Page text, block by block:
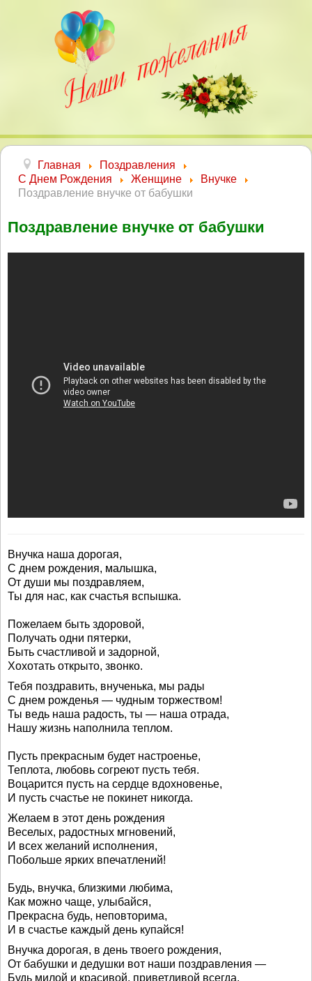
Главная
Поздравления
С Днем Рождения
Женщине
Внучке
Поздравление внучке от бабушки
Поздравление внучке от бабушки
Внучка наша дорогая,
С днем рождения, малышка,
От души мы поздравляем,
Ты для нас, как счастья вспышка.
Пожелаем быть здоровой,
Получать одни пятерки,
Быть счастливой и задорной,
Хохотать открыто, звонко.
Тебя поздравить, внученька, мы рады
С днем рожденья — чудным торжеством!
Ты ведь наша радость, ты — наша отрада,
Нашу жизнь наполнила теплом.
Пусть прекрасным будет настроенье,
Теплота, любовь согреют пусть тебя.
Воцарится пусть на сердце вдохновенье,
И пусть счастье не покинет никогда.
Желаем в этот день рождения
Веселых, радостных мгновений,
И всех желаний исполнения,
Побольше ярких впечатлений!
Будь, внучка, близкими любима,
Как можно чаще, улыбайся,
Прекрасна будь, неповторима,
И в счастье каждый день купайся!
Внучка дорогая, в день твоего рождения,
От бабушки и дедушки вот наши поздравления —
Будь милой и красивой, приветливой всегда,